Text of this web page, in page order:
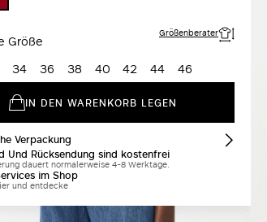
Größe Größenberater
34 36 38 40 42 44 46
IN DEN WARENKORB LEGEN
Verpackung
Und Rücksendung sind kostenfrei
dauert normalerweise 4-8 Werktage.
im Shop
und entdecke